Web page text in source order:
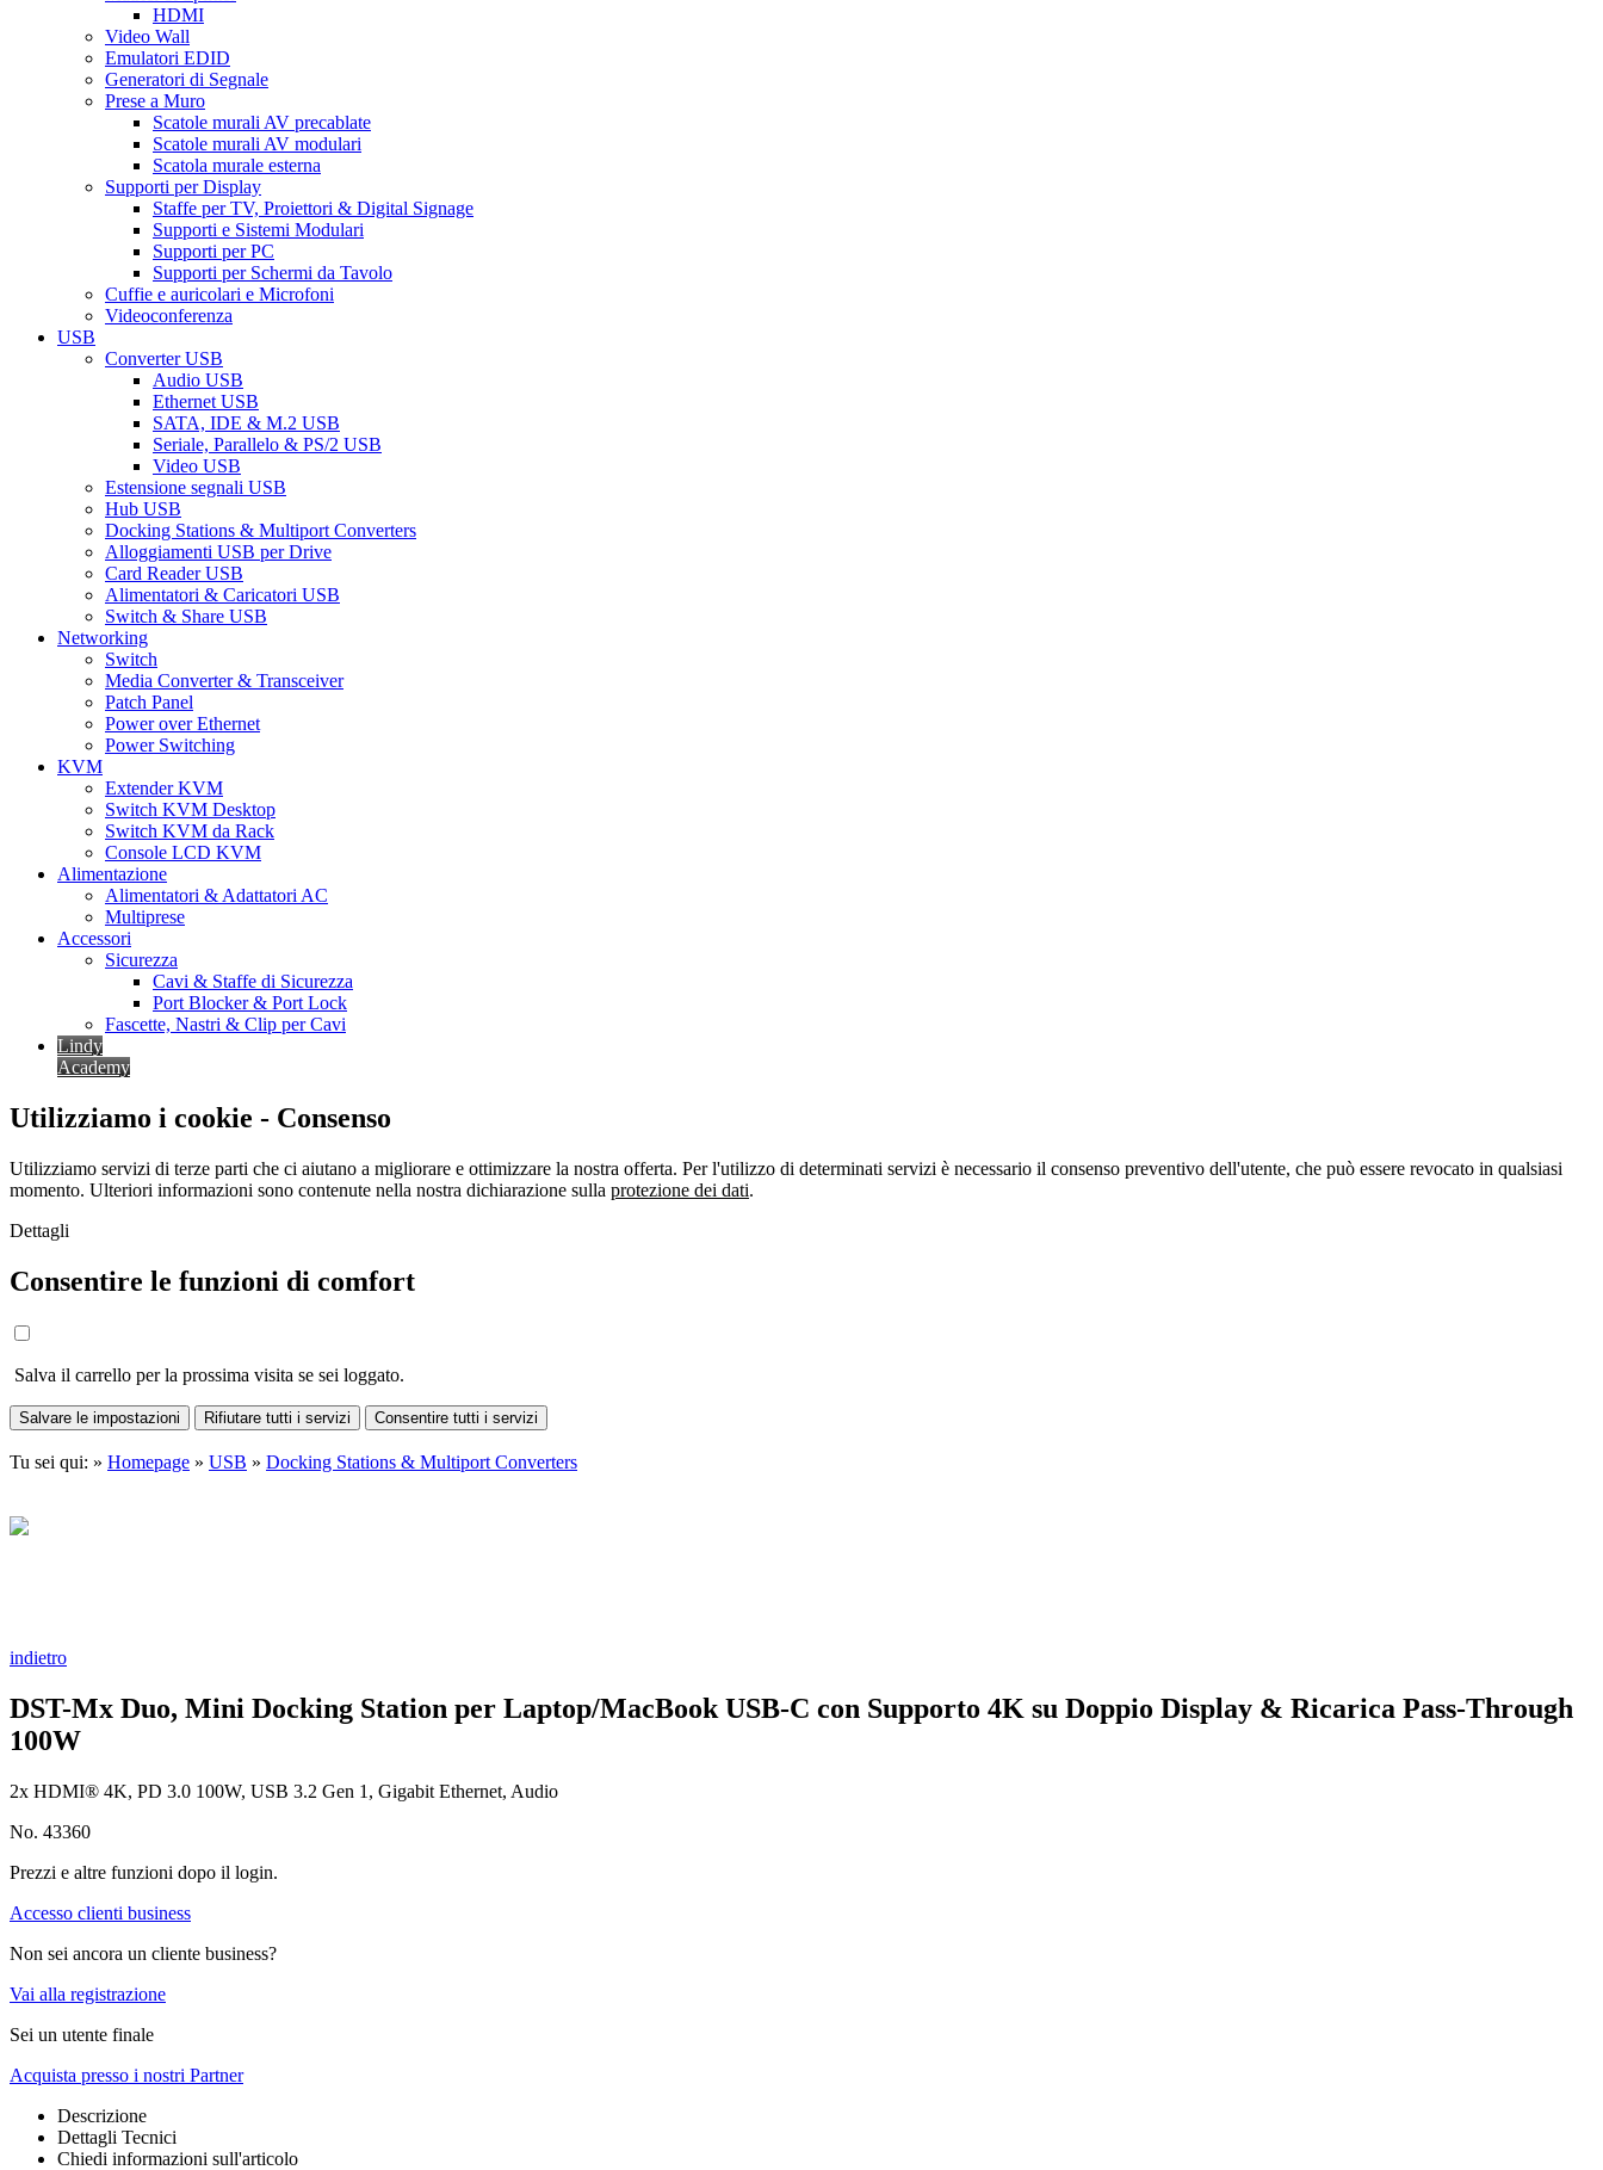
HDMI
Video Wall
Emulatori EDID
Generatori di Segnale
Prese a Muro
Scatole murali AV precablate
Scatole murali AV modulari
Scatola murale esterna
Supporti per Display
Staffe per TV, Proiettori & Digital Signage
Supporti e Sistemi Modulari
Supporti per PC
Supporti per Schermi da Tavolo
Cuffie e auricolari e Microfoni
Videoconferenza
USB
Converter USB
Audio USB
Ethernet USB
SATA, IDE & M.2 USB
Seriale, Parallelo & PS/2 USB
Video USB
Estensione segnali USB
Hub USB
Docking Stations & Multiport Converters
Alloggiamenti USB per Drive
Card Reader USB
Alimentatori & Caricatori USB
Switch & Share USB
Networking
Switch
Media Converter & Transceiver
Patch Panel
Power over Ethernet
Power Switching
KVM
Extender KVM
Switch KVM Desktop
Switch KVM da Rack
Console LCD KVM
Alimentazione
Alimentatori & Adattatori AC
Multiprese
Accessori
Sicurezza
Cavi & Staffe di Sicurezza
Port Blocker & Port Lock
Fascette, Nastri & Clip per Cavi
Lindy
Academy
Utilizziamo i cookie - Consenso
Utilizziamo servizi di terze parti che ci aiutano a migliorare e ottimizzare la nostra offerta. Per l'utilizzo di determinati servizi è necessario il consenso preventivo dell'utente, che può essere revocato in qualsiasi
momento. Ulteriori informazioni sono contenute nella nostra dichiarazione sulla protezione dei dati.
Dettagli
Consentire le funzioni di comfort
Salva il carrello per la prossima visita se sei loggato.
Salvare le impostazioni Rifiutare tutti i servizi Consentire tutti i servizi
Tu sei qui: » Homepage » USB » Docking Stations & Multiport Converters
indietro
DST-Mx Duo, Mini Docking Station per Laptop/MacBook USB-C con Supporto 4K su Doppio Display & Ricarica Pass-Through
100W
2x HDMI® 4K, PD 3.0 100W, USB 3.2 Gen 1, Gigabit Ethernet, Audio
No. 43360
Prezzi e altre funzioni dopo il login.
Accesso clienti business
Non sei ancora un cliente business?
Vai alla registrazione
Sei un utente finale
Acquista presso i nostri Partner
Descrizione
Dettagli Tecnici
Chiedi informazioni sull'articolo